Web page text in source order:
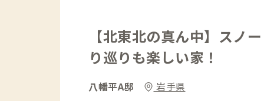
【北東北の真ん中】スノ
り巡りも楽しい家！
八幡平A邸 岩手県